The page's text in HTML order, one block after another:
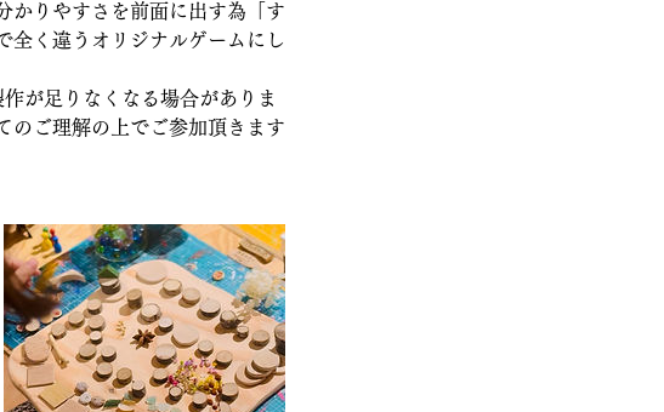
かりやすさを前面に出す為「す
全く違うオリジナルゲームにし
が足りなくなる場合がありま
のご理解の上でご参加頂きます